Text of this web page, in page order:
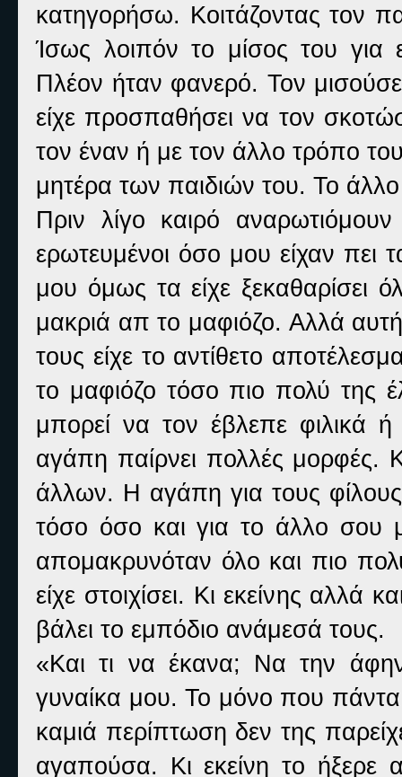
κατηγορήσω. Κοιτάζοντας τον
Ίσως λοιπόν το μίσος του για
Πλέον ήταν φανερό. Τον μισούσε
είχε προσπαθήσει να τον
τον έναν ή με τον άλλο τρόπο
μητέρα των παιδιών του. Το
Πριν λίγο καιρό
ερωτευμένοι όσο μου είχαν
μου όμως τα είχε ξεκαθαρίσει
μακριά απ το μαφιόζο. Αλλά
τους είχε το αντίθετο
το μαφιόζο τόσο πιο πολύ της
μπορεί να τον έβλεπε φιλικά
αγάπη παίρνει πολλές μορφές.
άλλων. Η αγάπη για τους
τόσο όσο και για το άλλο σου
απομακρυνόταν όλο και πιο
είχε στοιχίσει. Κι εκείνης αλλά
βάλει το εμπόδιο ανάμεσά τους.
«Και τι να έκανα; Να την
γυναίκα μου. Το μόνο που
καμιά περίπτωση δεν της
αγαπούσα. Κι εκείνη το ήξερε